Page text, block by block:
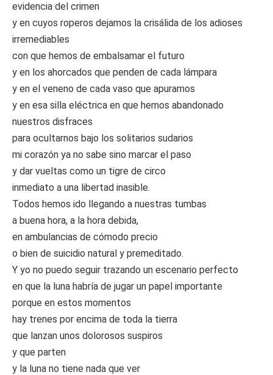
evidencia del crimen
y en cuyos roperos dejamos la crisálida de los adioses
irremediables
con que hemos de embalsamar el futuro
y en los ahorcados que penden de cada lámpara
y en el veneno de cada vaso que apuramos
y en esa silla eléctrica en que hemos abandonado
nuestros disfraces
para ocultarnos bajo los solitarios sudarios
mi corazón ya no sabe sino marcar el paso
y dar vueltas como un tigre de circo
inmediato a una libertad inasible.
Todos hemos ido llegando a nuestras tumbas
a buena hora, a la hora debida,
en ambulancias de cómodo precio
o bien de suicidio natural y premeditado.
Y yo no puedo seguir trazando un escenario perfecto
en que la luna habría de jugar un papel importante
porque en estos momentos
hay trenes por encima de toda la tierra
que lanzan unos dolorosos suspiros
y que parten
y la luna no tiene nada que ver